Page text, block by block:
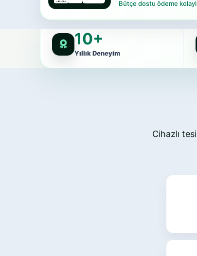
Bütçe dostu ödeme
10+
Yıllık Deneyim
Cihazlı